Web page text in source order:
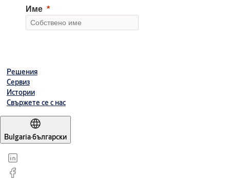
Решения
Сервиз
Истории
Свържете се с нас
Bulgaria·български